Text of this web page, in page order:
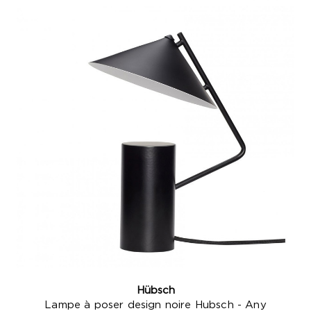
Hübsch
Lampe à poser design noire Hubsch - Any